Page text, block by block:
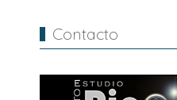
Contacto